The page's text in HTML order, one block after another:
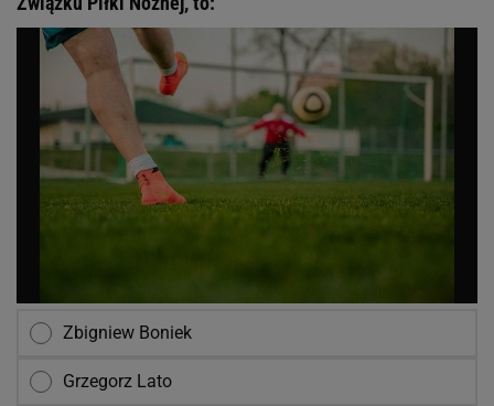
Zbigniew Boniek
Grzegorz Lato